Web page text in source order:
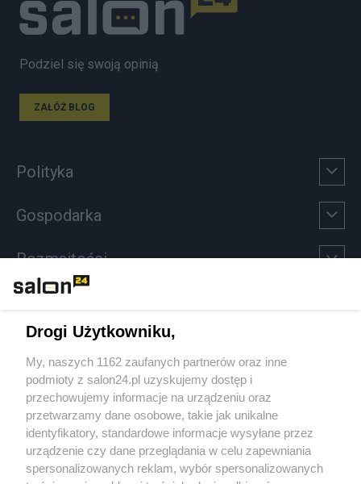
Podziel się swoją opinią
ZAŁÓŻ BLOG
Polityka
Gospodarka
Rozmaitości
Sport
Społeczeństwo
Kultura
Drogi Użytkowniku,
My, naszych 1162 zaufanych partnerów oraz inne
podmioty z salon24.pl uzyskujemy dostęp i
przechowujemy informacje na urządzeniu oraz
przetwarzamy dane osobowe, takie jak unikalne
identyfikatory, standardowe informacje wysyłane przez
urządzenie czy dane przeglądania w celu zapewniania
spersonalizowanych reklam, wybór spersonalizowanych